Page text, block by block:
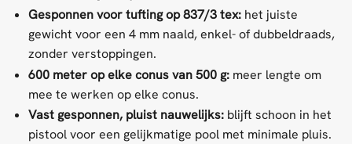
Gesponnen voor tufting op 837/3 tex:het juiste
gewicht voor een 4 mm naald, enkel- of dubbeldraads,
zonder verstoppingen.
600 meter op elke conus van 500 g:meer lengte om
mee te werken op elke conus.
Vast gesponnen, pluist nauwelijks:blijft schoon in het
pistool voor een gelijkmatige pool met minimale pluis.